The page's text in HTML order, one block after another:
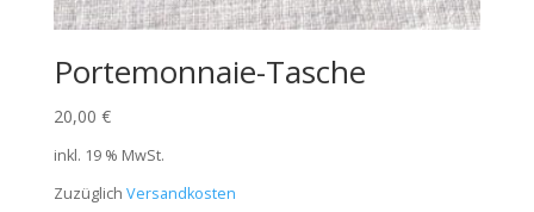
Portemonnaie-Tasche
20,00 €
inkl. 19 % MwSt.
Zuzüglich Versandkosten